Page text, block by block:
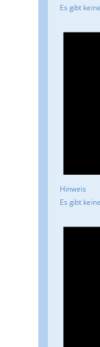
Es gibt
Hinweis
Es gibt